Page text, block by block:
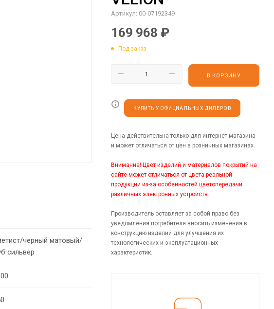
черный матовый/
сильвер
Артикул: 00-07192349
169 968 ₽
Под заказ
В КОРЗИНУ
КУПИТЬ У ОФИЦИАЛЬНЫХ ДИЛЕРОВ
Цена действительна только для интернет-магазина
и может отличаться от цен в розничных магазинах.
Внимание! Цвет изделий и материалов покрытий на
сайте может отличаться от цвета реальной
продукции из-за особенностей цветопередачи
различных электронных устройств.
Производитель оставляет за собой право без
уведомления потребителя вносить изменения в
конструкцию изделий для улучшения их
технологических и эксплуатационных
характеристик.